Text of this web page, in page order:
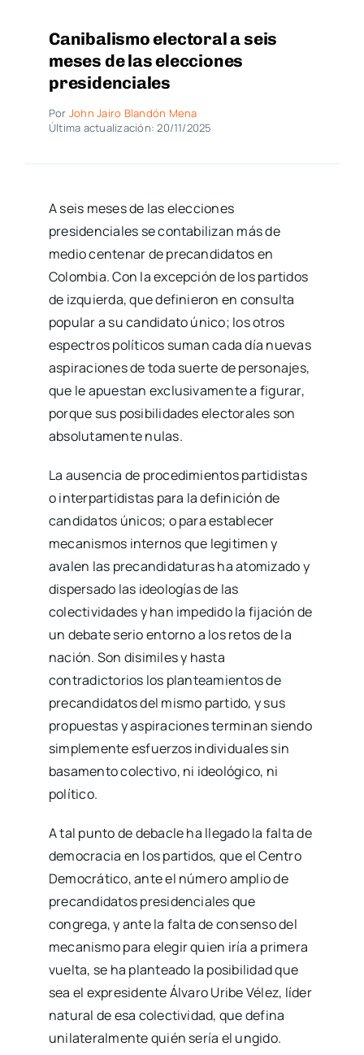
Canibalismo electoral a seis
meses de las elecciones
presidenciales
Por John Jairo Blandón Mena
Última actualización: 20/11/2025
A seis meses de las elecciones
presidenciales se contabilizan más de
medio centenar de precandidatos en
Colombia. Con la excepción de los partidos
de izquierda, que definieron en consulta
popular a su candidato único; los otros
espectros políticos suman cada día nuevas
aspiraciones de toda suerte de personajes,
que le apuestan exclusivamente a figurar,
porque sus posibilidades electorales son
absolutamente nulas.
La ausencia de procedimientos partidistas
o interpartidistas para la definición de
candidatos únicos; o para establecer
mecanismos internos que legitimen y
avalen las precandidaturas ha atomizado y
dispersado las ideologías de las
colectividades y han impedido la fijación de
un debate serio entorno a los retos de la
nación. Son disimiles y hasta
contradictorios los planteamientos de
precandidatos del mismo partido, y sus
propuestas y aspiraciones terminan siendo
simplemente esfuerzos individuales sin
basamento colectivo, ni ideológico, ni
político.
A tal punto de debacle ha llegado la falta de
democracia en los partidos, que el Centro
Democrático, ante el número amplio de
precandidatos presidenciales que
congrega, y ante la falta de consenso del
mecanismo para elegir quien iría a primera
vuelta, se ha planteado la posibilidad que
sea el expresidente Álvaro Uribe Vélez, líder
natural de esa colectividad, que defina
unilateralmente quién sería el ungido.